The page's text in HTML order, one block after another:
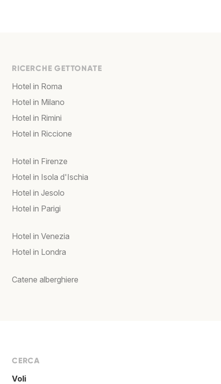
RICERCHE GETTONATE
Hotel in Roma
Hotel in Milano
Hotel in Rimini
Hotel in Riccione
Hotel in Firenze
Hotel in Isola d'Ischia
Hotel in Jesolo
Hotel in Parigi
Hotel in Venezia
Hotel in Londra
Catene alberghiere
CERCA
Voli